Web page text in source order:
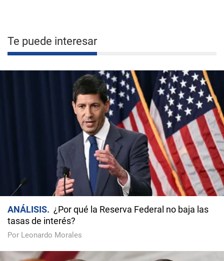
Te puede interesar
ANÁLISIS
¿Por qué la Reserva Federal no baja las
tasas de interés?
Por Leonardo Morales